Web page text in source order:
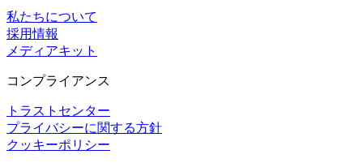
私たちについて
採用情報
メディアキット
コンプライアンス
トラストセンター
プライバシーに関する方針
クッキーポリシー